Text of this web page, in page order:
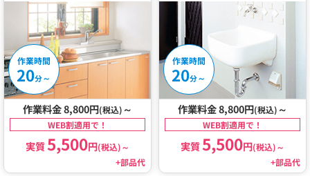
作業時間
20分～
作業料金 8,800円(税込) ～
WEB割適用で！
実質5,500円(税込)～
+部品代
作業時間
20分～
作業料金 8,800円(税込) ～
WEB割適用で！
実質5,500円(税込)～
+部品代